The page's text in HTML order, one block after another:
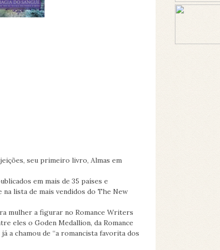
seu primeiro livro, Almas em
em mais de 35 países e
lista de mais vendidos do The New
mulher a figurar no Romance Writers
eles o Goden Medallion, da Romance
a chamou de “a romancista favorita dos